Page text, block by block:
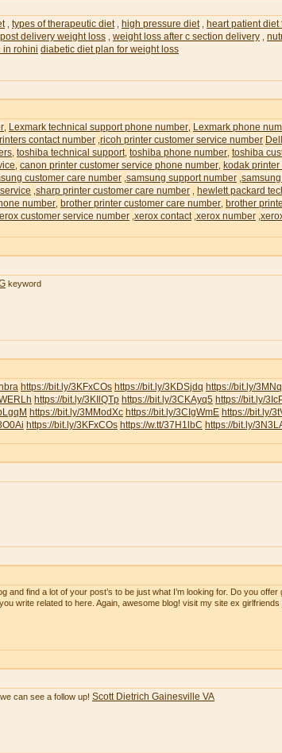
, types of therapeutic diet, high pressure diet, heart patient diet
post delivery weight loss weight loss after c section delivery
in rohini diabetic diet plan for weight loss
Lexmark technical support phone number Lexmark phone
contact number ricoh printer customer service number
toshiba technical support toshiba phone number toshiba
canon printer customer service phone number kodak
customer care number samsung support number
sharp printer customer care number hewlett packard
number brother printer customer care number brother
customer service number xerox contact xerox number
keyword
https://bit.ly/3KFxCOs https://bit.ly/3KDSjdq https://bit.ly/
https://bit.ly/3KIlQTp https://bit.ly/3CKAyq5 https://bit.ly/
https://bit.ly/3MModXc https://bit.ly/3CIgWmE https://bit.ly/
https://bit.ly/3KFxCOs https://w.tt/37H1lbC https://bit.ly/
and find a lot of your post’s to be just what I’m looking for. Do you
write related to here. Again, awesome blog! visit my site ex girlfriends
can see a follow up! Scott Dietrich Gainesville VA